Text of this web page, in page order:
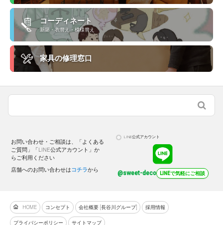
コーディネート
新築・衣替え・模様替え
家具の修理窓口
お問い合わせ・ご相談は、「よくある
ご質問」「LINE公式アカウント」か
らご利用ください
店舗へのお問い合わせはコチラから
LINE公式アカウント
@sweet-deco LINEで気軽にご相談
HOME コンセプト 会社概要 [長谷川グループ] 採用情報
プライバシーポリシー サイトマップ